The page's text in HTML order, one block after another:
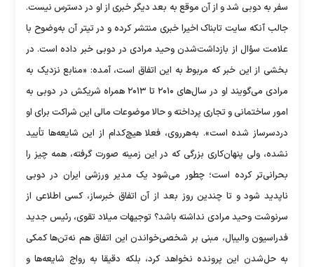
سفر به دوبی شد و از آن موقع به بعد دیگر خبری از او در دسترس نیست.
جالب آنکه سایت تابناک اخیرا خبری منتشر کرده و در تیتر آن به‌وضوح با
علامت سؤال از بازداشت‌شدن وحید مرادی در دوبی خبر داده است. در
بخشی از این خبر که مربوط به این اتفاق است، آمده: «منابع نزدیک به
مرادی می‌گویند او در سال‌های ۲۰۱۰ تا ۲۰۱۳ همراه شریکش در دوبی به
امور ساختمانی و تجاری پرداخته و حالا موضوعات مالی این شراکت برای او
دردسرساز شده است». به‌هرروی، فعلا هیچ‌کدام از این شایعه‌ها تأیید
نشده، ولی پنهان‌کاری بزرگی که در این زمینه صورت گرفته، همه چیز را
بحرانی‌تر کرده است؛ چطور می‌شود یک مدیر ورزشی ایران در دوبی
ناپدید شود و تا چندین روز بعد از آن اتفاق خبرساز، کسی اطلاعی از
سرنوشت وحید مرادی نداشته باشد؟ توجیهات میلاد تقوی، رئیس جدید
فدراسیون والیبال، مبنی بر شخصی‌خواندن این اتفاق هم نه‌تن‌ها کمکی
به حل‌شدن این پرونده نخواهد کرد، بلکه دقیقا به رواج شایعه‌ها و